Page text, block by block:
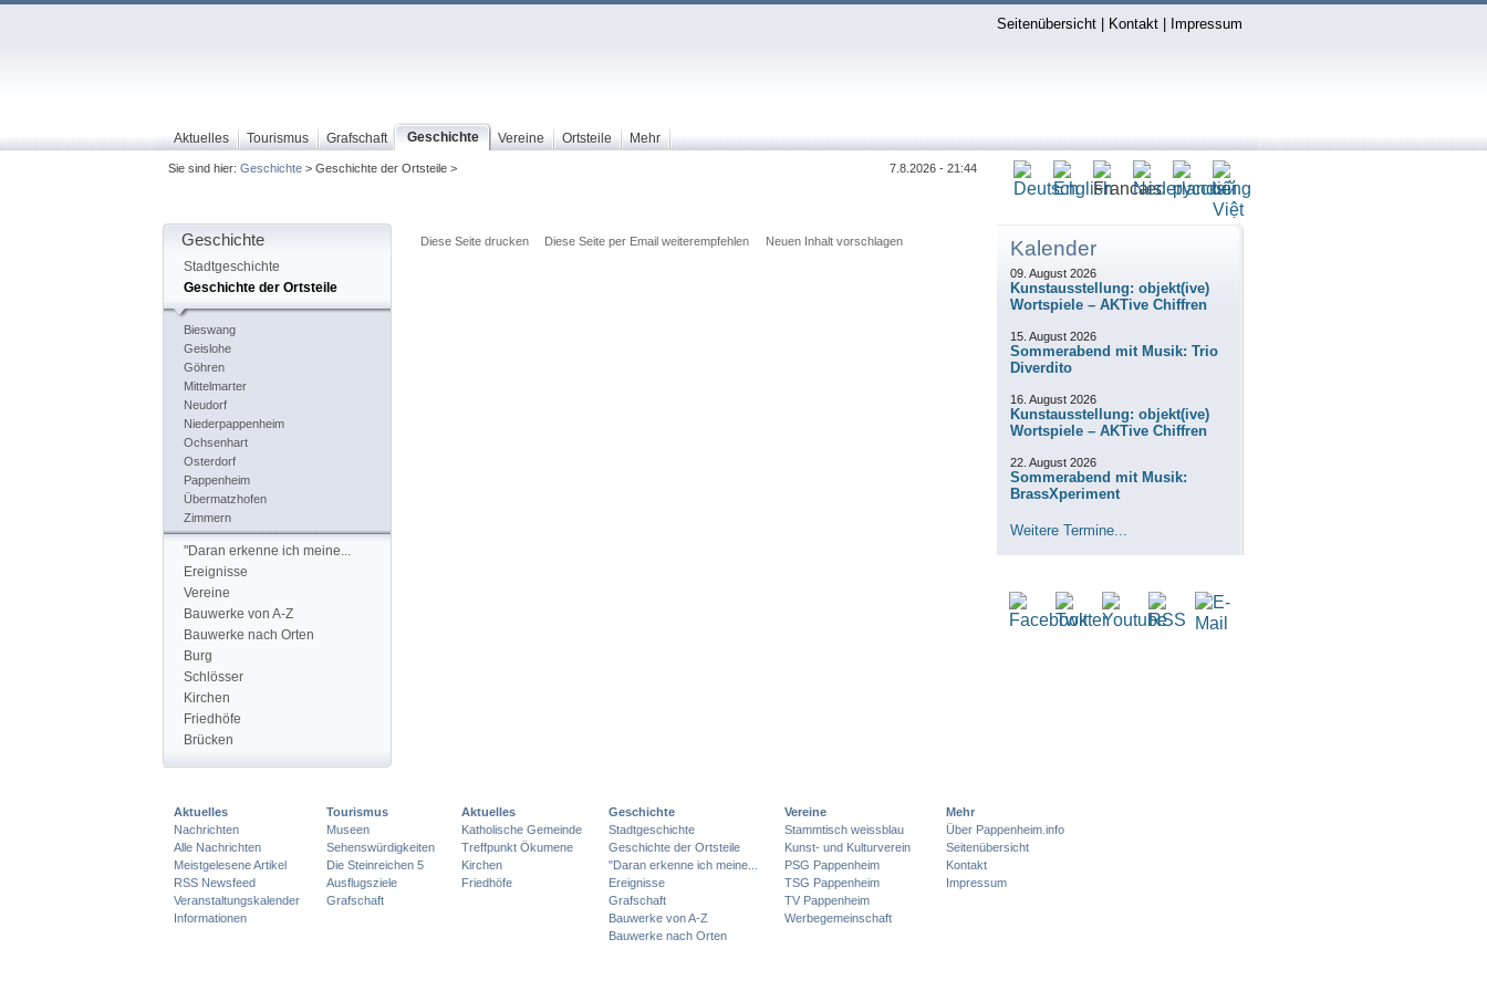
Seitenübersicht| Kontakt| Impressum
Aktuelles Tourismus Grafschaft Geschichte Vereine Ortsteile Mehr
Sie sind hier: Geschichte> Geschichte der Ortsteile > 7.8.2026 - 21:44
Geschichte
Stadtgeschichte
Geschichte der Ortsteile
Bieswang
Geislohe
Göhren
Mittelmarter
Neudorf
Niederpappenheim
Ochsenhart
Osterdorf
Pappenheim
Übermatzhofen
Zimmern
"Daran erkenne ich meine...
Ereignisse
Vereine
Bauwerke von A-Z
Bauwerke nach Orten
Burg
Schlösser
Kirchen
Friedhöfe
Brücken
Kalender
09. August 2026
Kunstausstellung: objekt(ive)
Wortspiele – AKTive Chiffren
15. August 2026
Sommerabend mit Musik: Trio
Diverdito
16. August 2026
Kunstausstellung: objekt(ive)
Wortspiele – AKTive Chiffren
22. August 2026
Sommerabend mit Musik:
BrassXperiment
Weitere Termine...
Diese Seite drucken Diese Seite per Email weiterempfehlen Neuen Inhalt vorschlagen
Aktuelles
Nachrichten
Alle Nachrichten
Meistgelesene Artikel
RSS Newsfeed
Veranstaltungskalender
Informationen
Tourismus
Museen
Sehenswürdigkeiten
Die Steinreichen 5
Ausflugsziele
Grafschaft
Aktuelles
Katholische Gemeinde
Treffpunkt Ökumene
Kirchen
Friedhöfe
Geschichte
Stadtgeschichte
Geschichte der Ortsteile
"Daran erkenne ich meine...
Ereignisse
Grafschaft
Bauwerke von A-Z
Bauwerke nach Orten
Vereine
Stammtisch weissblau
Kunst- und Kulturverein
PSG Pappenheim
TSG Pappenheim
TV Pappenheim
Werbegemeinschaft
Mehr
Über Pappenheim.info
Seitenübersicht
Kontakt
Impressum